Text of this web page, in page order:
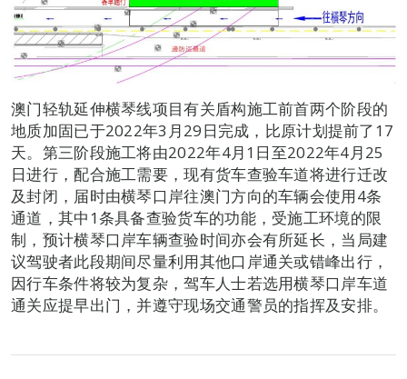
澳门轻轨延伸横琴线项目有关盾构施工前首两个阶段的
地质加固已于2022年3月29日完成，比原计划提前了17
天。第三阶段施工将由2022年4月1日至2022年4月25
日进行，配合施工需要，现有货车查验车道将进行迁改
及封闭，届时由横琴口岸往澳门方向的车辆会使用4条
通道，其中1条具备查验货车的功能，受施工环境的限
制，预计横琴口岸车辆查验时间亦会有所延长，当局建
议驾驶者此段期间尽量利用其他口岸通关或错峰出行，
因行车条件将较为复杂，驾车人士若选用横琴口岸车道
通关应提早出门，并遵守现场交通警员的指挥及安排。